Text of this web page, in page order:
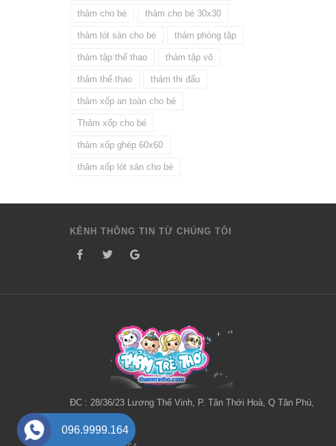
thảm cho bé thảm cho bé 30x30
thảm lót sàn cho bé thảm phòng tập
thảm tập thể thao thảm tập võ
thảm thể thao thảm thi đấu
thảm xốp an toàn cho bé
Thảm xốp cho bé
thảm xốp ghép 60x60
thảm xốp lót sàn cho bé
KÊNH THÔNG TIN TỪ CHÚNG TÔI
ĐC : 28/36/23 Lương Thế Vinh, P. Tân Thới Hoà, Q Tân Phú,
096.9999.164